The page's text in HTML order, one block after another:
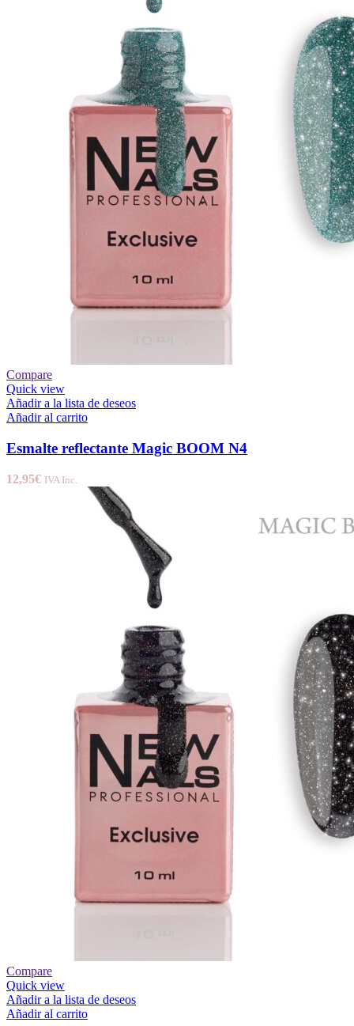
Compare
Quick view
Añadir a la lista de deseos
Añadir al carrito
Esmalte reflectante Magic BOOM N4
12,95€ IVA Inc.
Compare
Quick view
Añadir a la lista de deseos
Añadir al carrito